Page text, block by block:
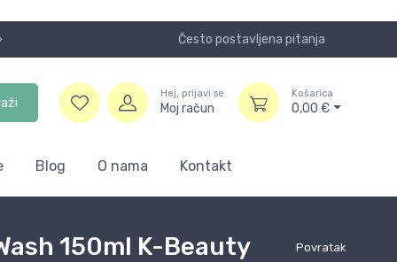
Često postavljena pitanja
Hej, prijavi se
Moj račun
Košarica
0,00 €
Blog O nama Kontakt
Povratak
150ml K-Beauty